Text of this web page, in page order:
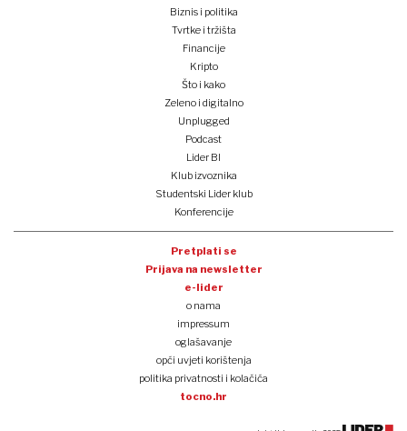
Biznis i politika
Tvrtke i tržišta
Financije
Kripto
Što i kako
Zeleno i digitalno
Unplugged
Podcast
Lider BI
Klub izvoznika
Studentski Lider klub
Konferencije
Pretplati se
Prijava na newsletter
e-lider
o nama
impressum
oglašavanje
opći uvjeti korištenja
politika privatnosti i kolačića
tocno.hr